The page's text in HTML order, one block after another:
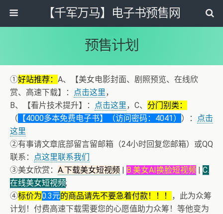
【千军万马】电子书预售网
预售计划
①好站推荐： A、【美女电影封面、剧照预览、在线欣
赏、高速下载】：
点击这里，
B、【看片技术提升】：
点击这里，C、 分门别类：
（ 【4000多本免费电子书】（访问密码：4041） ）：
点击
这里
②有事请文章底部留言留邮箱（24小时回复您邮箱）或QQ
联系：
点这里联系我们
③美女欣赏： A.下载美女短视频 | B.美女AI换脸短视频 | C.
在线美女短视频;
④标价为0.3元的商品请先不要急着付款！！！
，此为众筹
计划！付费高速下载需要您的心愿值助力众筹！等他变为